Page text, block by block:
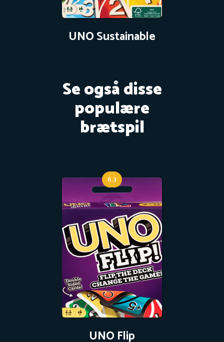
UNO Sustainable
Se også disse
populære
brætspil
6.3
UNO Flip